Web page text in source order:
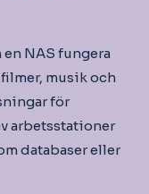
NAS fungera
musik och
för
arbetsstationer
databaser eller